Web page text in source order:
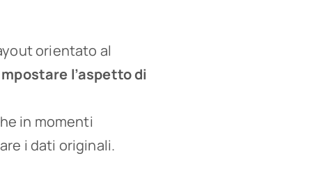
orientato al
l’aspetto di
in momenti
i dati originali.